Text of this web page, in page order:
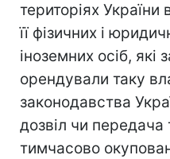
територіях України
її фізичних і
іноземних осіб, які
орендували таку
законодавства
дозвіл чи передача
тимчасово